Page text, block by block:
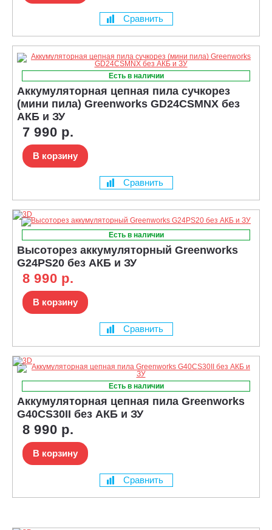
Сравнить
Есть в наличии
Аккумуляторная цепная пила сучкорез
(мини пила) Greenworks GD24CSMNX без
АКБ и ЗУ
7 990 р.
В корзину
Сравнить
Есть в наличии
Высоторез аккумуляторный Greenworks
G24PS20 без АКБ и ЗУ
8 990 р.
В корзину
Сравнить
Есть в наличии
Аккумуляторная цепная пила Greenworks
G40CS30II без АКБ и ЗУ
8 990 р.
В корзину
Сравнить